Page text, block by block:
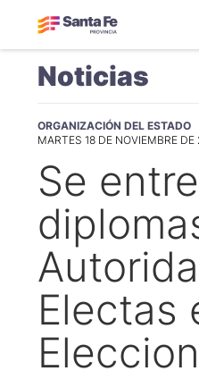
Noticias
ORGANIZACIÓN DEL ESTADO
MARTES 18 DE NOVIEMBRE DE
Se
Electas